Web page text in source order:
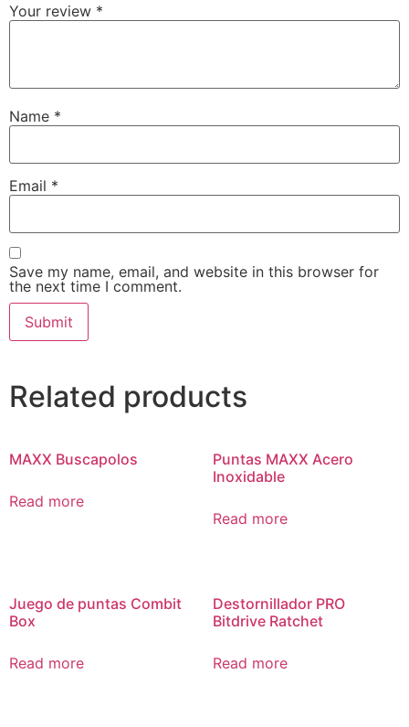
Your review *
Name *
Email *
Save my name, email, and website in this browser for
the next time I comment.
Related products
MAXX Buscapolos
Read more
Puntas MAXX Acero
Inoxidable
Read more
Juego de puntas Combit
Box
Read more
Destornillador PRO
Bitdrive Ratchet
Read more